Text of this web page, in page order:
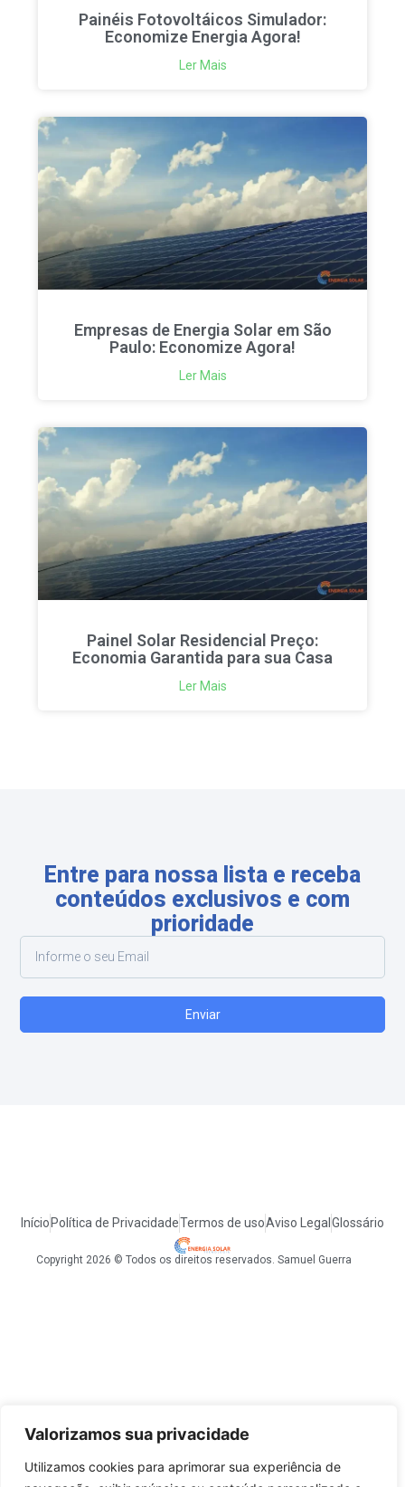
Valorizamos sua privacidade
Utilizamos cookies para aprimorar sua experiência de
Painéis Fotovoltáicos Simulador:
Economize Energia Agora!
Ler Mais
Empresas de Energia Solar em São
Paulo: Economize Agora!
Ler Mais
Painel Solar Residencial Preço:
Economia Garantida para sua Casa
Ler Mais
Entre para nossa lista e receba
conteúdos exclusivos e com
prioridade
Enviar
Início Política de PrivacidadeTermos de usoAviso Legal Glossário
Copyright 2026 © Todos os direitos reservados. Samuel Guerra